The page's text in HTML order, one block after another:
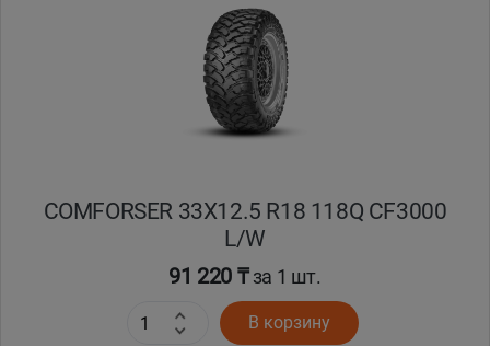
COMFORSER 33X12.5 R18 118Q CF3000
L/W
91 220 ₸за 1 шт.
В корзину